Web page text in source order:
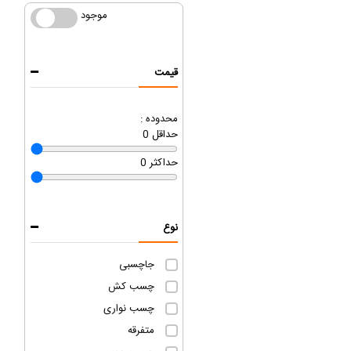
موجود موجود
قیمت
محدوده :
0 حداقل
0 حداکثر
نوع
جاچسبی
چسب کش
چسب نواری
متفرقه